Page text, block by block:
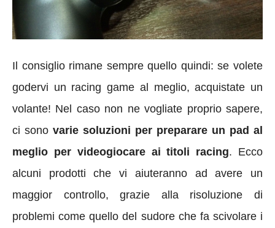
Il consiglio rimane sempre quello quindi: se volete
godervi un racing game al meglio, acquistate un
volante! Nel caso non ne vogliate proprio sapere,
ci sono varie soluzioni per preparare un pad al
meglio per videogiocare ai titoli racing. Ecco
alcuni prodotti che vi aiuteranno ad avere un
maggior controllo, grazie alla risoluzione di
problemi come quello del sudore che fa scivolare i